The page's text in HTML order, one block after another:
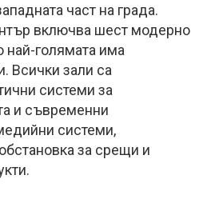
част на града.
включва шест модерно
най-голямата има
Всички зали са
системи за
и съвременни
системи,
за срещи и